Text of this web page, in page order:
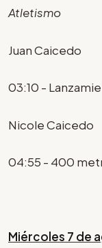
Atletismo
Juan Caicedo
03:10 -
Nicole Caicedo
04:55 - 400
Miércoles 7 de